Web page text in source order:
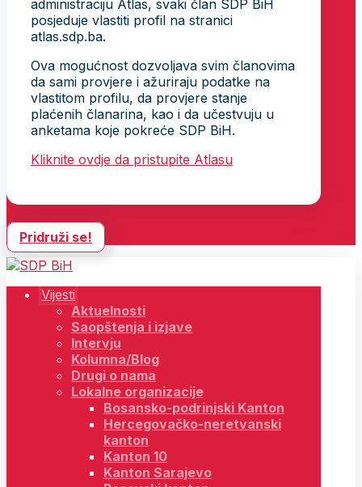
administraciju Atlas, svaki član SDP BiH
posjeduje vlastiti profil na stranici
atlas.sdp.ba.
Ova mogućnost dozvoljava svim članovima
da sami provjere i ažuriraju podatke na
vlastitom profilu, da provjere stanje
plaćenih članarina, kao i da učestvuju u
anketama koje pokreće SDP BiH.
Kliknite ovdje da pristupite Atlasu
Pridruži se!
Vijesti
Aktuelnosti
Saopštenja i izjave
Intervju
Kolumna/Blog
Drugi o nama
Lokalne organizacije
Bosansko-podrinjski Kanton
Hercegovačko-neretvanski
kanton
Kanton 10
Kanton Sarajevo